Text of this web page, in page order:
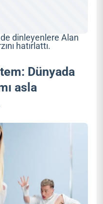
dinleyenlere Alan
hatırlattı.
Dünyada
asla